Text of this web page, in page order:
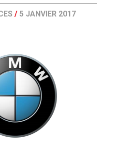
/5 JANVIER 2017